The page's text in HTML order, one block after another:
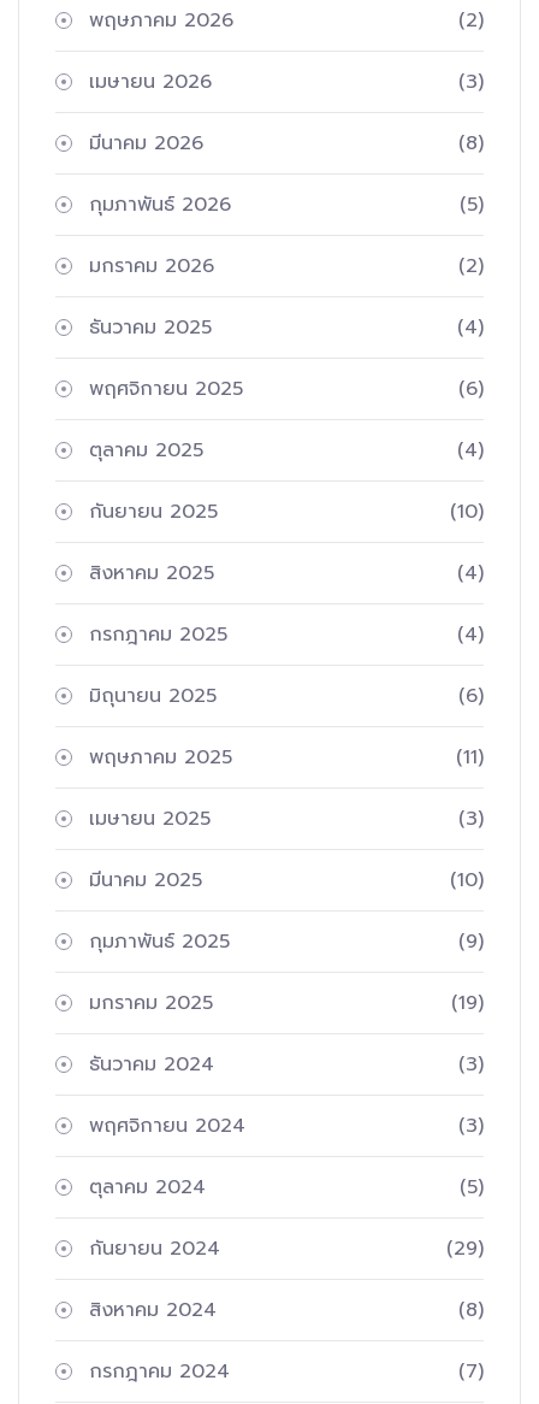
พฤษภาคม 2026 (2)
เมษายน 2026 (3)
มีนาคม 2026 (8)
กุมภาพันธ์ 2026 (5)
มกราคม 2026 (2)
ธันวาคม 2025 (4)
พฤศจิกายน 2025 (6)
ตุลาคม 2025 (4)
กันยายน 2025 (10)
สิงหาคม 2025 (4)
กรกฎาคม 2025 (4)
มิถุนายน 2025 (6)
พฤษภาคม 2025 (11)
เมษายน 2025 (3)
มีนาคม 2025 (10)
กุมภาพันธ์ 2025 (9)
มกราคม 2025 (19)
ธันวาคม 2024 (3)
พฤศจิกายน 2024 (3)
ตุลาคม 2024 (5)
กันยายน 2024 (29)
สิงหาคม 2024 (8)
กรกฎาคม 2024 (7)